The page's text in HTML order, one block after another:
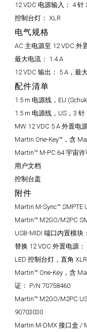
12 VDC 电源输入： 4 针
控制台灯： XLR
电气规格
AC 主电源至 12 VDC 外
最大电流： 1.4 A
12 VDC 输出： 5 A，最
配件清单
1.5 m 电源线，EU
1.5 m 电源线，US，3 针
MW 12 VDC 5 A 外置电
Martin One-Key™，含
Martin™ M-PC 64 宇宙许
用户文档
控制台盖
附件
Martin M-Sync™ SMPTE
Martin™ M2GO/M2PC
USB-MIDI 端口内置模块
替换 12 VDC 外置电源：
LED 控制台灯，直角
Martin™ One-Key，含
证： P/N 70758460
Martin™ M2GO/M2PC
90703030
Martin M-DMX 接口盒 /